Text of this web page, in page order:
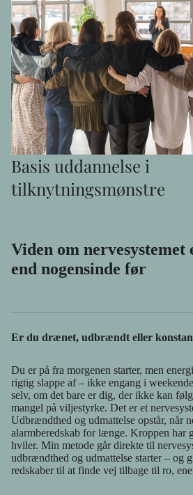
Basis uddannelse i
tilknytningsmønstre
Viden om nervesystemet
end nogensinde før
Er du drænet, udbrændt eller konstant
Du er på fra morgenen starter, men
rigtig slappe af – ikke engang i
selv, om det bare er dig, der ikke kan
mangel på viljestyrke. Det er et
Udbrændthed og udmattelse opstår, når
alarmberedskab for længe. Kroppen har
hviler. Min metode går direkte til
udbrændthed og udmattelse starter – og
redskaber til at finde vej tilbage til ro,